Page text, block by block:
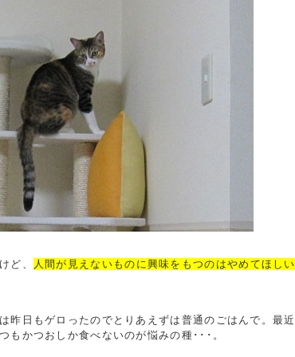
ど、
人間が見えないものに興味をもつのはやめてほしい
昨日もゲロったのでとりあえずは普通のごはんで。最近
もかつおしか食べないのが悩みの種･･･。